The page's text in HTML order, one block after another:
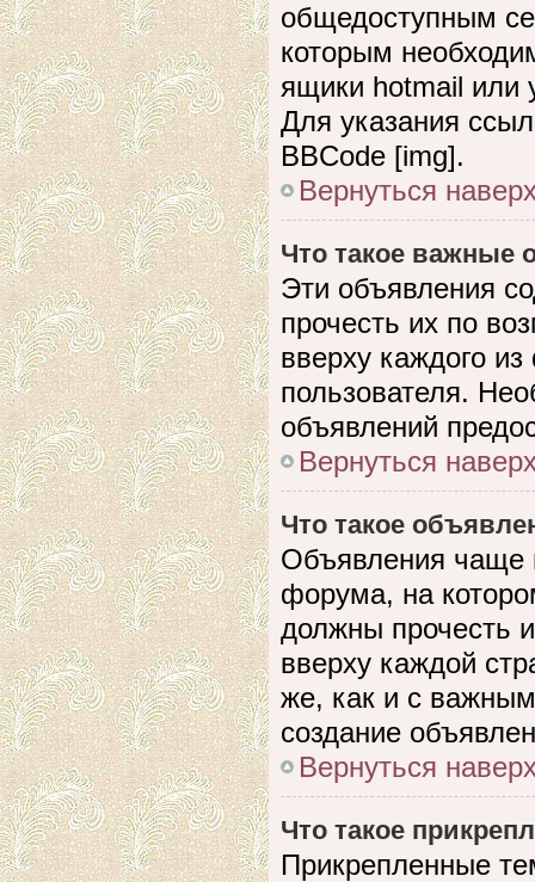
общедоступным
которым
ящики hotmail или
Для указания
BBCode [img].
Вернуться
Что такое важные
Эти объявления
прочесть их по
вверху каждого
пользователя.
объявлений
Вернуться
Что такое
Объявления чаще
форума, на
должны прочесть
вверху каждой
же, как и с
создание
Вернуться
Что такое
Прикрепленные